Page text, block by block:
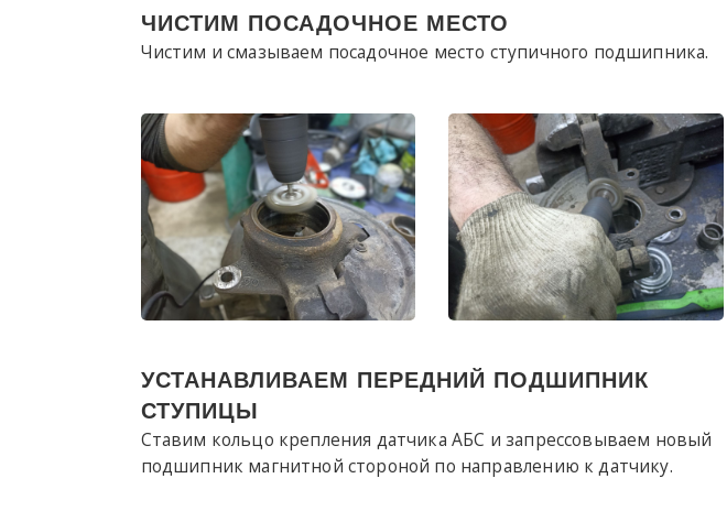
ЧИСТИМ ПОСАДОЧНОЕ МЕСТО
Чистим и смазываем посадочное место ступичного подшипника.
УСТАНАВЛИВАЕМ ПЕРЕДНИЙ ПОДШИПНИК
СТУПИЦЫ
Ставим кольцо крепления датчика АБС и запрессовываем новый
подшипник магнитной стороной по направлению к датчику.